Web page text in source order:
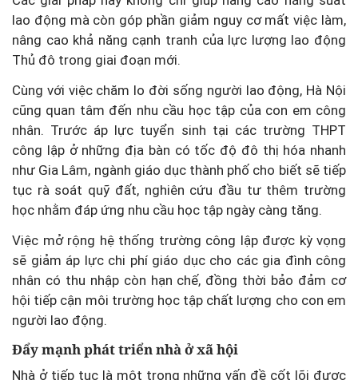
lao động mà còn góp phần giảm nguy cơ mất việc làm,
nâng cao khả năng cạnh tranh của lực lượng lao động
Thủ đô trong giai đoạn mới.
Cùng với việc chăm lo đời sống người lao động, Hà Nội
cũng quan tâm đến nhu cầu học tập của con em công
nhân. Trước áp lực tuyển sinh tại các trường THPT
công lập ở những địa bàn có tốc độ đô thị hóa nhanh
như Gia Lâm, ngành giáo dục thành phố cho biết sẽ tiếp
tục rà soát quỹ đất, nghiên cứu đầu tư thêm trường
học nhằm đáp ứng nhu cầu học tập ngày càng tăng.
Việc mở rộng hệ thống trường công lập được kỳ vọng
sẽ giảm áp lực chi phí giáo dục cho các gia đình công
nhân có thu nhập còn hạn chế, đồng thời bảo đảm cơ
hội tiếp cận môi trường học tập chất lượng cho con em
người lao động.
Đẩy mạnh phát triển nhà ở xã hội
Nhà ở tiếp tục là một trong những vấn đề cốt lõi được